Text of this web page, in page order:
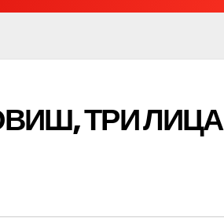
ТРИ ЛИЦА